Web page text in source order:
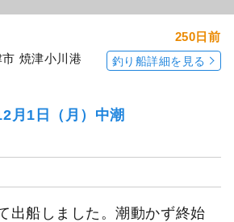
焼津小川港
250日前
釣り船詳細を見る
月1日（月）中潮
出船しました。潮動かず終始